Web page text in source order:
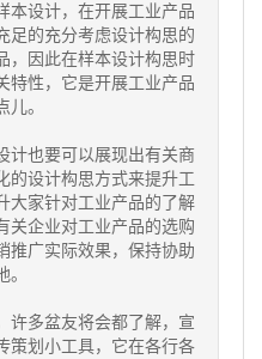
本设计，在开展工业产品
足的充分考虑设计构思的
，因此在样本设计构思时
特性，它是开展工业产品
。
也要可以展现出有关商
的设计构思方式来提升工
大家针对工业产品的了解
关企业对工业产品的选购
推广实际效果，保持协助
多盆友将会都了解，宣
策划小工具，它在各行各